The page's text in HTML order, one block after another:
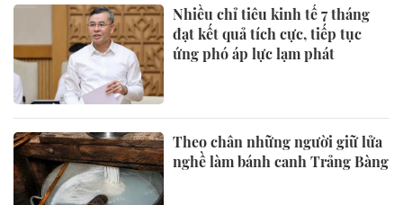
Nhiều chỉ tiêu kinh tế 7 tháng
đạt kết quả tích cực, tiếp tục
ứng phó áp lực lạm phát
Theo chân những người giữ lửa
nghề làm bánh canh Trảng Bàng